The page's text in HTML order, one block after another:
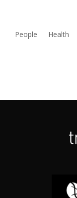
People Health